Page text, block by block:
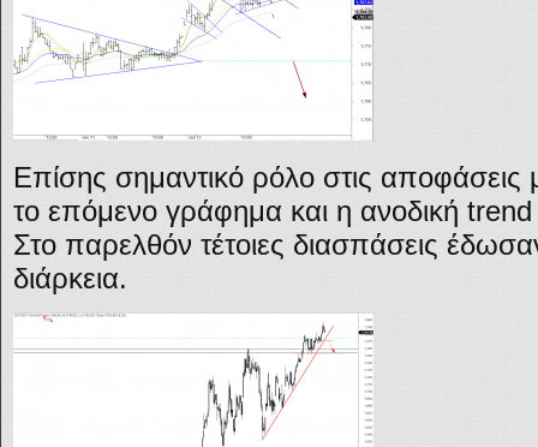
Επίσης σημαντικό ρόλο στις αποφάσεις
το επόμενο γράφημα και η ανοδική trend
Στο παρελθόν τέτοιες διασπάσεις
διάρκεια.